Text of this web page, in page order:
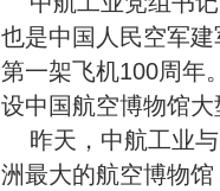
也是中国人民空军
第一架飞机100周年
设中国航空博物馆
昨天，中航工业
洲最大的航空博物